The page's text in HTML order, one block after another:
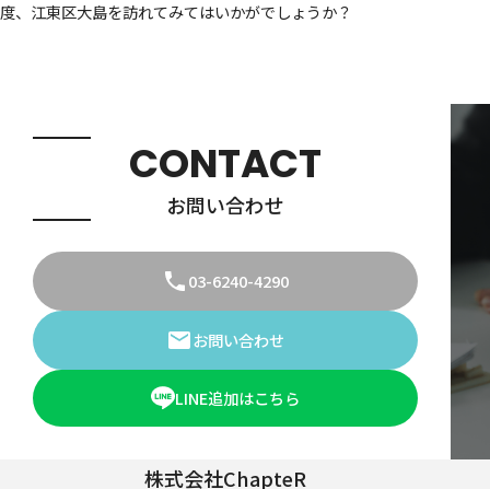
度、江東区大島を訪れてみてはいかがでしょうか？
CONTACT
お問い合わせ
03-6240-4290
お問い合わせ
LINE追加はこちら
株式会社ChapteR